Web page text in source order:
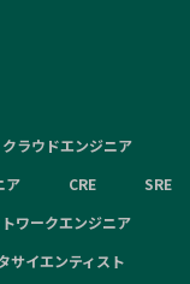
クラウドエンジニア
ア CRE
SRE
ワークエンジニア
サイエンティスト